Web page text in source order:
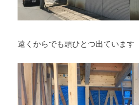
遠くからでも頭ひとつ出ています